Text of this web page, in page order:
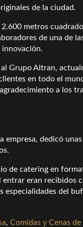
de la ciudad.
metros
de una de
innovación.
Grupo Altran,
en todo el
a los
dedicó
de catering en
eran recibidos
del
, Comidas y Cenas de